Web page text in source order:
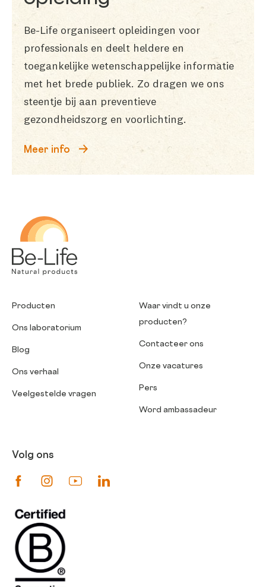
Be-Life organiseert opleidingen voor
professionals en deelt heldere en
toegankelijke wetenschappelijke informatie
met het brede publiek. Zo dragen we ons
steentje bij aan preventieve
gezondheidszorg en voorlichting.
Meer info
Producten
Ons laboratorium
Blog
Ons verhaal
Veelgestelde vragen
Waar vindt u onze
producten?
Contacteer ons
Onze vacatures
Pers
Word ambassadeur
Volg ons
Suivez-nous sur Facebook
Suivez-nous sur Instagram
Suivez-nous sur Youtube